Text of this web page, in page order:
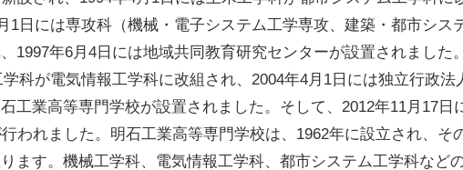
1日には専攻科（機械・電子システム工学専攻、建築・都市シス
1997年6月4日には地域共同教育研究センターが設置されました。
科が電気情報工学科に改組され、2004年4月1日には独立行政法
工業高等専門学校が設置されました。そして、2012年11月17日
われました。明石工業高等専門学校は、1962年に設立され、そ
ます。機械工学科、電気情報工学科、都市システム工学科など